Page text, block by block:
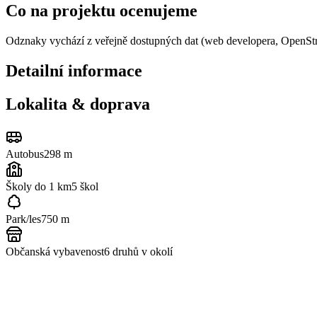
Co na projektu ocenujeme
Odznaky vychází z veřejně dostupných dat (web developera,
Detailní informace
Lokalita & doprava
Autobus298 m
Školy do 1 km5 škol
Park/les750 m
Občanská vybavenost6 druhů v okolí